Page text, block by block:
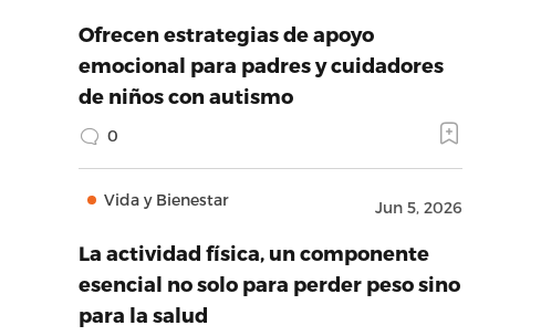
Ofrecen estrategias de apoyo
emocional para padres y cuidadores
de niños con autismo
0
Vida y Bienestar Jun 5, 2026
La actividad física, un componente
esencial no solo para perder peso sino
para la salud